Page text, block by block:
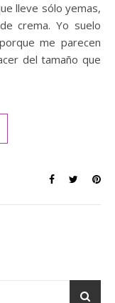
lleve sólo yemas,
crema. Yo suelo
me parecen
del tamaño que